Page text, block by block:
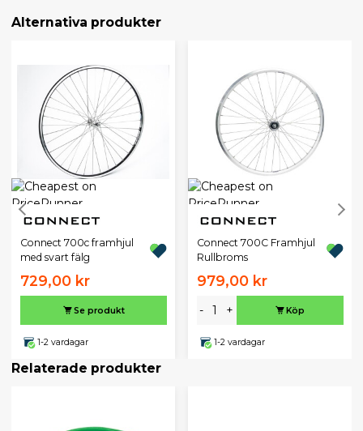
Alternativa produkter
Connect 700c framhjul
med svart fälg
729,00 kr
Se produkt
1-2 vardagar
Connect 700C Framhjul
Rullbroms
979,00 kr
- + Köp
1-2 vardagar
Relaterade produkter